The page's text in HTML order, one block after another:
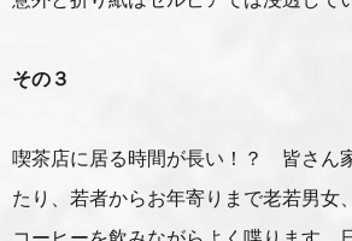
その３
喫茶店に居る時間が長い！？ 皆さん
たり、若者からお年寄りまで老若男女